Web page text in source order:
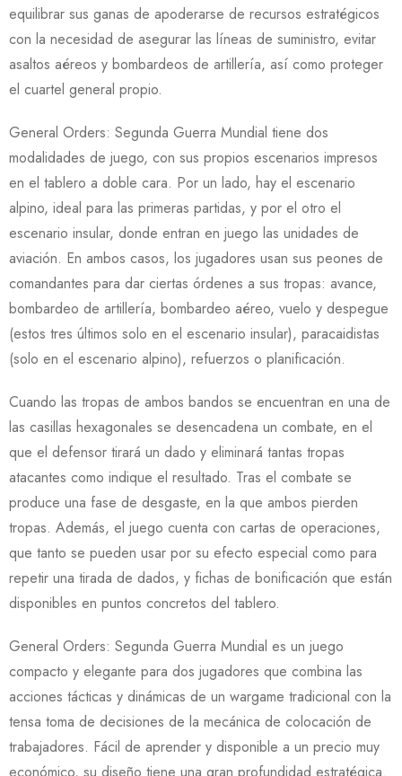
equilibrar sus ganas de apoderarse de recursos estratégicos
con la necesidad de asegurar las líneas de suministro, evitar
asaltos aéreos y bombardeos de artillería, así como proteger
el cuartel general propio.
General Orders: Segunda Guerra Mundial tiene dos
modalidades de juego, con sus propios escenarios impresos
en el tablero a doble cara. Por un lado, hay el escenario
alpino, ideal para las primeras partidas, y por el otro el
escenario insular, donde entran en juego las unidades de
aviación. En ambos casos, los jugadores usan sus peones de
comandantes para dar ciertas órdenes a sus tropas: avance,
bombardeo de artillería, bombardeo aéreo, vuelo y despegue
(estos tres últimos solo en el escenario insular), paracaidistas
(solo en el escenario alpino), refuerzos o planificación.
Cuando las tropas de ambos bandos se encuentran en una de
las casillas hexagonales se desencadena un combate, en el
que el defensor tirará un dado y eliminará tantas tropas
atacantes como indique el resultado. Tras el combate se
produce una fase de desgaste, en la que ambos pierden
tropas. Además, el juego cuenta con cartas de operaciones,
que tanto se pueden usar por su efecto especial como para
repetir una tirada de dados, y fichas de bonificación que están
disponibles en puntos concretos del tablero.
General Orders: Segunda Guerra Mundial es un juego
compacto y elegante para dos jugadores que combina las
acciones tácticas y dinámicas de un wargame tradicional con la
tensa toma de decisiones de la mecánica de colocación de
trabajadores. Fácil de aprender y disponible a un precio muy
económico, su diseño tiene una gran profundidad estratégica.